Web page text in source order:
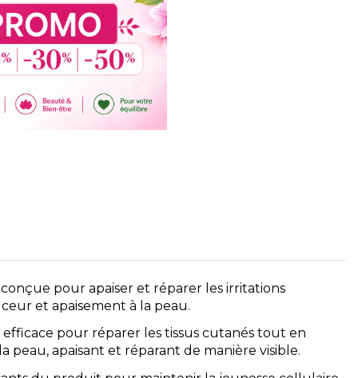
pour apaiser et réparer les irritations
et apaisement à la peau.
efficace pour réparer les tissus cutanés tout en
apaisant et réparant de manière visible.